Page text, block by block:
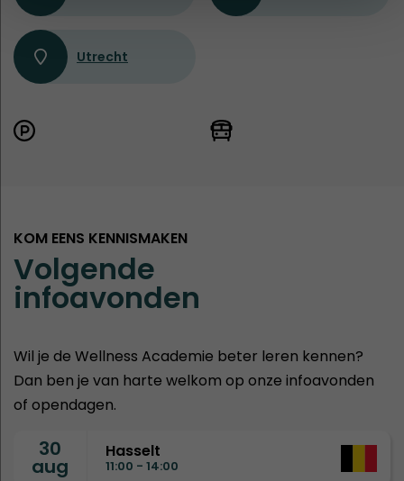
Utrecht
KOM EENS KENNISMAKEN
Volgende
infoavonden
Wil je de Wellness Academie beter leren kennen?
Dan ben je van harte welkom op onze infoavonden
of opendagen.
30
aug
Hasselt
11:00 - 14:00